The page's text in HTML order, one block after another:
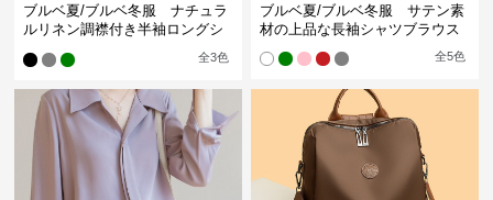
ブルベ夏/ブルベ冬服 ナチュラ
ルリネン調襟付き半袖ロングシ
全3色
ブルベ夏/ブルベ冬服 サテン素
材の上品な長袖シャツブラウス
全5色